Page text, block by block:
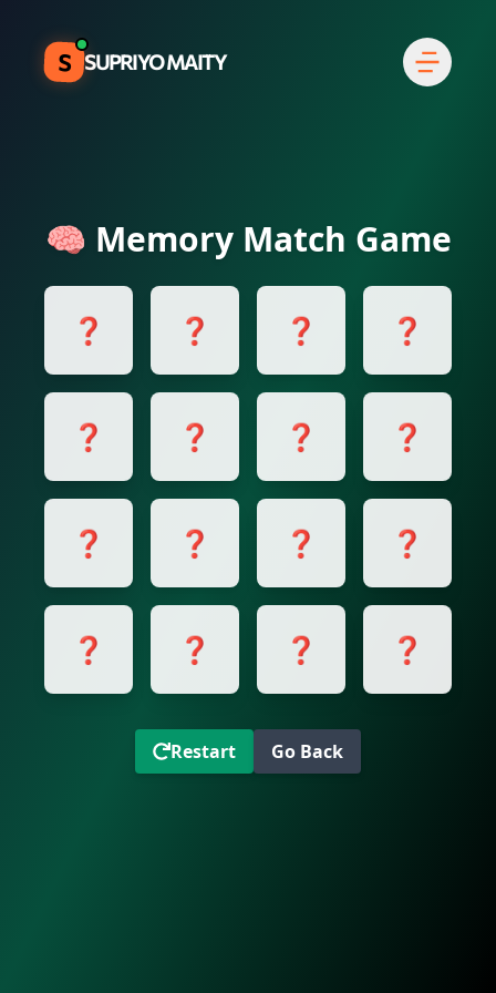
S SUPRIYO MAITY
🧠 Memory Match Game
❓ ❓ ❓ ❓
❓ ❓ ❓ ❓
❓ ❓ ❓ ❓
❓ ❓ ❓ ❓
Restart Go Back